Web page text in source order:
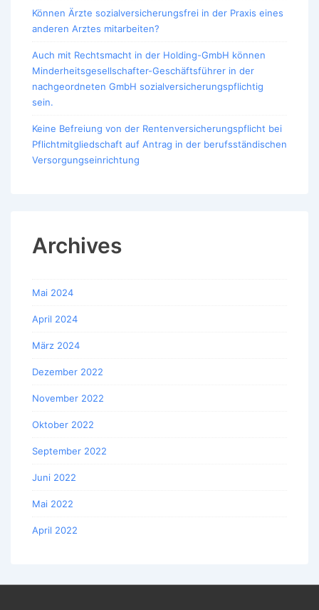
Können Ärzte sozialversicherungsfrei in der Praxis eines
anderen Arztes mitarbeiten?
Auch mit Rechtsmacht in der Holding-GmbH können
Minderheitsgesellschafter-Geschäftsführer in der
nachgeordneten GmbH sozialversicherungspflichtig
sein.
Keine Befreiung von der Rentenversicherungspflicht bei
Pflichtmitgliedschaft auf Antrag in der berufsständischen
Versorgungseinrichtung
Archives
Mai 2024
April 2024
März 2024
Dezember 2022
November 2022
Oktober 2022
September 2022
Juni 2022
Mai 2022
April 2022